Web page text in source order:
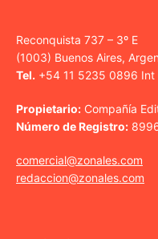
Reconquista 737 – 3º E
(1003) Buenos Aires,
Tel. +54 11 5235 0896 Int
Propietario: Compañía
Número de Registro:
comercial@zonales.com
redaccion@zonales.com